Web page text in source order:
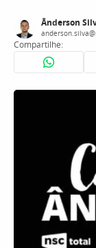
Ânderson
Compartilhe: